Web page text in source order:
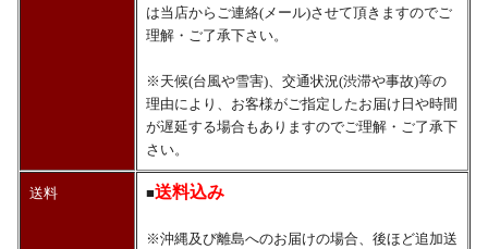
は当店からご連絡(メール)させて頂きますのでご
理解・ご了承下さい。
※天候(台風や雪害)、交通状況(渋滞や事故)等の
理由により、お客様がご指定したお届け日や時間
が遅延する場合もありますのでご理解・ご了承下
さい。
送料 ■送料込み
※沖縄及び離島へのお届けの場合、後ほど追加送